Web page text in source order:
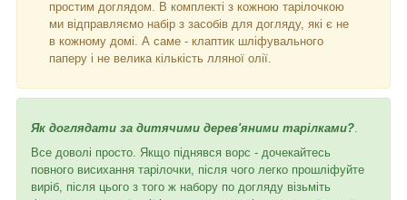
простим доглядом. В комплекті з кожною тарілочкою
ми відправляємо набір з засобів для догляду, які є не
в кожному домі. А саме - клаптик шліфувального
паперу і не велика кількість лляної олії.
Як доглядати за дитячими дерев'яними тарілками?
Все доволі просто. Якщо піднявся ворс - дочекайтесь
повного висихання тарілочки, після чого легко прошліфуйте
виріб, після цього з того ж набору по догляду візьміть